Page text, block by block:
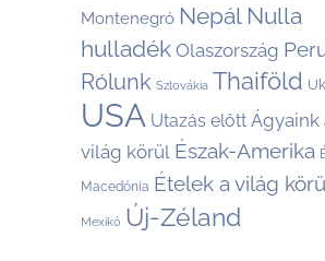
Montenegró Nepál Nulla
hulladék Olaszország
Rólunk Szlovákia Thaiföld
USA Utazás előtt Ágyaink
világ körül Észak-Amerika
Macedónia Ételek a világ
Mexikó Új-Zéland